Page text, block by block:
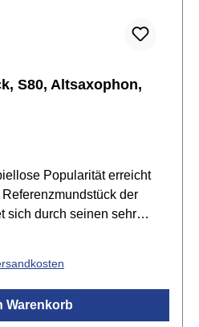
Kammeraus
(TPE)leichte
S80, Altsaxophon,
Popularität erreicht
der
sich durch seinen sehr
einsetzbarGroßes
Ansprache Ideal für
Warenkorb